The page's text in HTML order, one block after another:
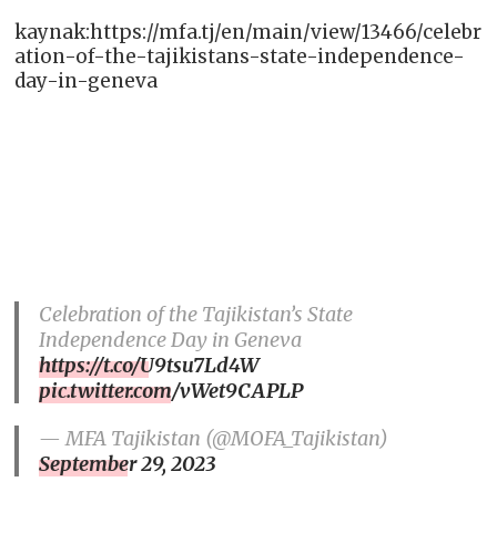
kaynak:https://mfa.tj/en/main/view/13466/celebr
ation-of-the-tajikistans-state-independence-
day-in-geneva
Celebration of the Tajikistan’s State
Independence Day in Geneva
https://t.co/U9tsu7Ld4W
pic.twitter.com/vWet9CAPLP
— MFA Tajikistan (@MOFA_Tajikistan)
September 29, 2023